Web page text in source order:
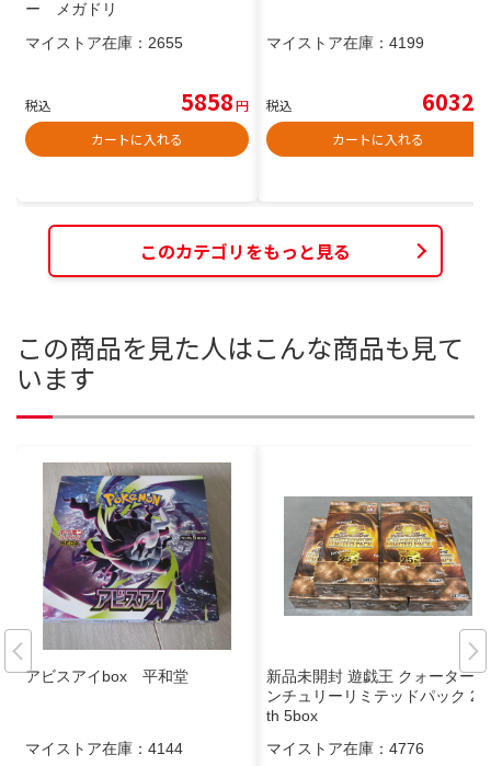
ー メガドリ
マイストア在庫： 2655
税込 5858円
カートに入れる
マイストア在庫： 4199
税込 6032
カートに入れる
このカテゴリをもっと見る
この商品を見た人はこんな商品も見て
います
アビスアイbox 平和堂
マイストア在庫： 4144
新品未開封 遊戯王 クォーターセ
ンチュリーリミテッドパック 25
th 5box
マイストア在庫： 4776